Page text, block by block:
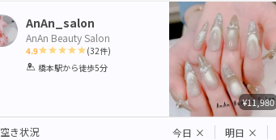
AnAn_salon
AnAn Beauty Salon
4.9
1 2 3 4 5
(32件)
橋本駅から徒歩5分
¥11,980
空き状況 今日 × 明日 ×